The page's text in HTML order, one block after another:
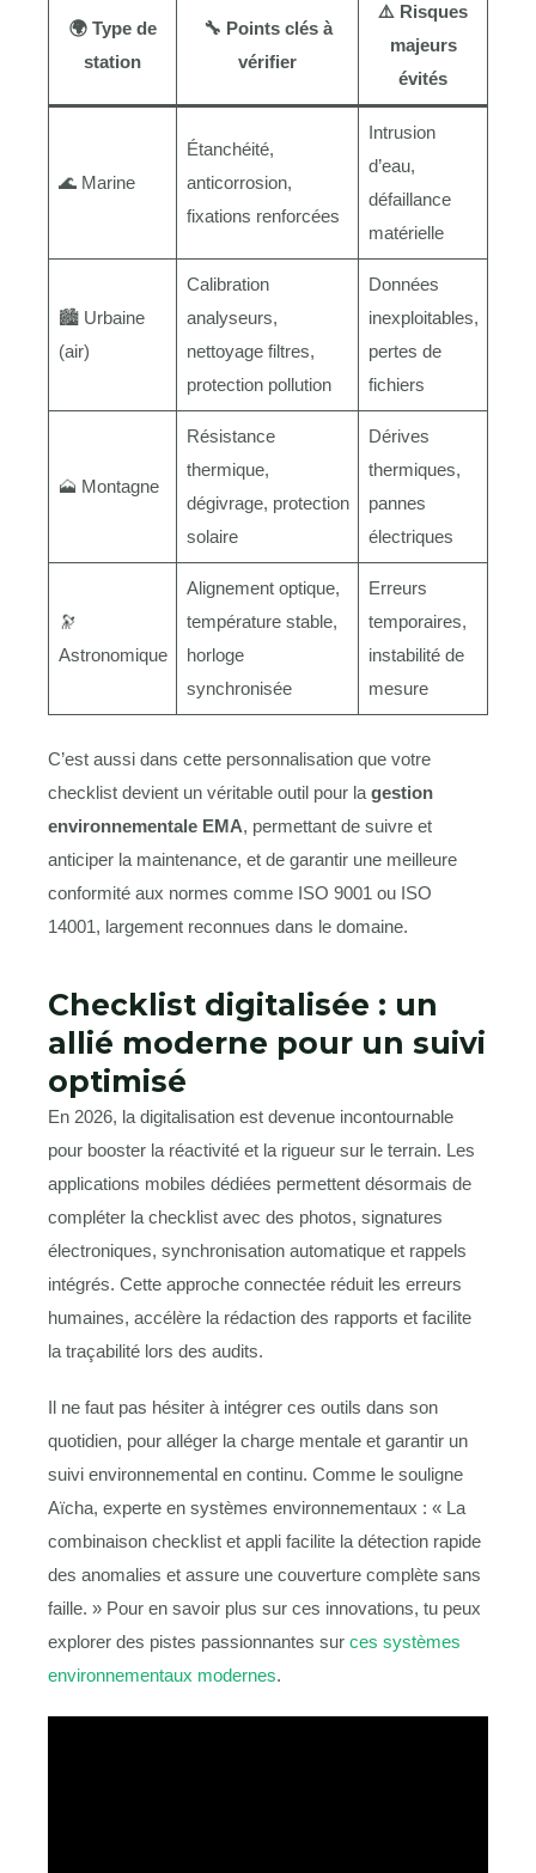
🌍 Type de
station
🔧 Points clés à
vérifier
⚠️ Risques
majeurs
évités
🌊 Marine
Étanchéité,
anticorrosion,
fixations renforcées
Intrusion
d’eau,
défaillance
matérielle
🏙️ Urbaine
(air)
Calibration
analyseurs,
nettoyage filtres,
protection pollution
Données
inexploitables,
pertes de
fichiers
🗻 Montagne
Résistance
thermique,
dégivrage, protection
solaire
Dérives
thermiques,
pannes
électriques
🔭
Astronomique
Alignement optique,
température stable,
horloge
synchronisée
Erreurs
temporaires,
instabilité de
mesure
C’est aussi dans cette personnalisation que votre
checklist devient un véritable outil pour la gestion
environnementale EMA, permettant de suivre et
anticiper la maintenance, et de garantir une meilleure
conformité aux normes comme ISO 9001 ou ISO
14001, largement reconnues dans le domaine.
Checklist digitalisée : un
allié moderne pour un suivi
optimisé
En 2026, la digitalisation est devenue incontournable
pour booster la réactivité et la rigueur sur le terrain. Les
applications mobiles dédiées permettent désormais de
compléter la checklist avec des photos, signatures
électroniques, synchronisation automatique et rappels
intégrés. Cette approche connectée réduit les erreurs
humaines, accélère la rédaction des rapports et facilite
la traçabilité lors des audits.
Il ne faut pas hésiter à intégrer ces outils dans son
quotidien, pour alléger la charge mentale et garantir un
suivi environnemental en continu. Comme le souligne
Aïcha, experte en systèmes environnementaux : « La
combinaison checklist et appli facilite la détection rapide
des anomalies et assure une couverture complète sans
faille. » Pour en savoir plus sur ces innovations, tu peux
explorer des pistes passionnantes sur ces systèmes
environnementaux modernes.